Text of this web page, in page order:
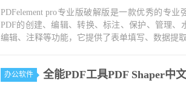
PDFelement pro专业版破解版是一款优秀的专
PDF的创建、编辑、转换、标注、保护、管理、
编辑、注释等功能，它提供了表单填写、数据提
办公软件 全能PDF工具PDF Shaper中